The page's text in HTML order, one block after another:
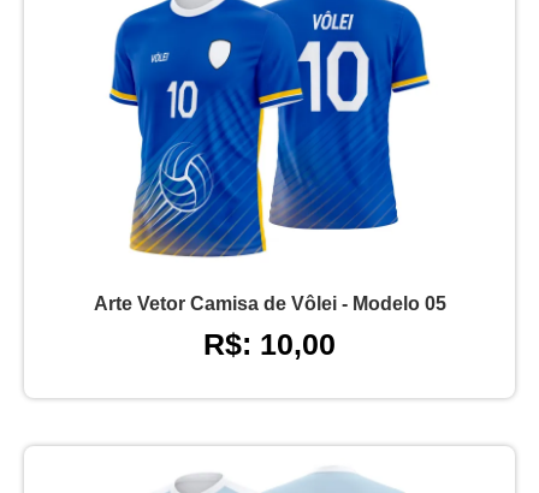
Arte Vetor Camisa de Vôlei - Modelo 05
R$: 10,00